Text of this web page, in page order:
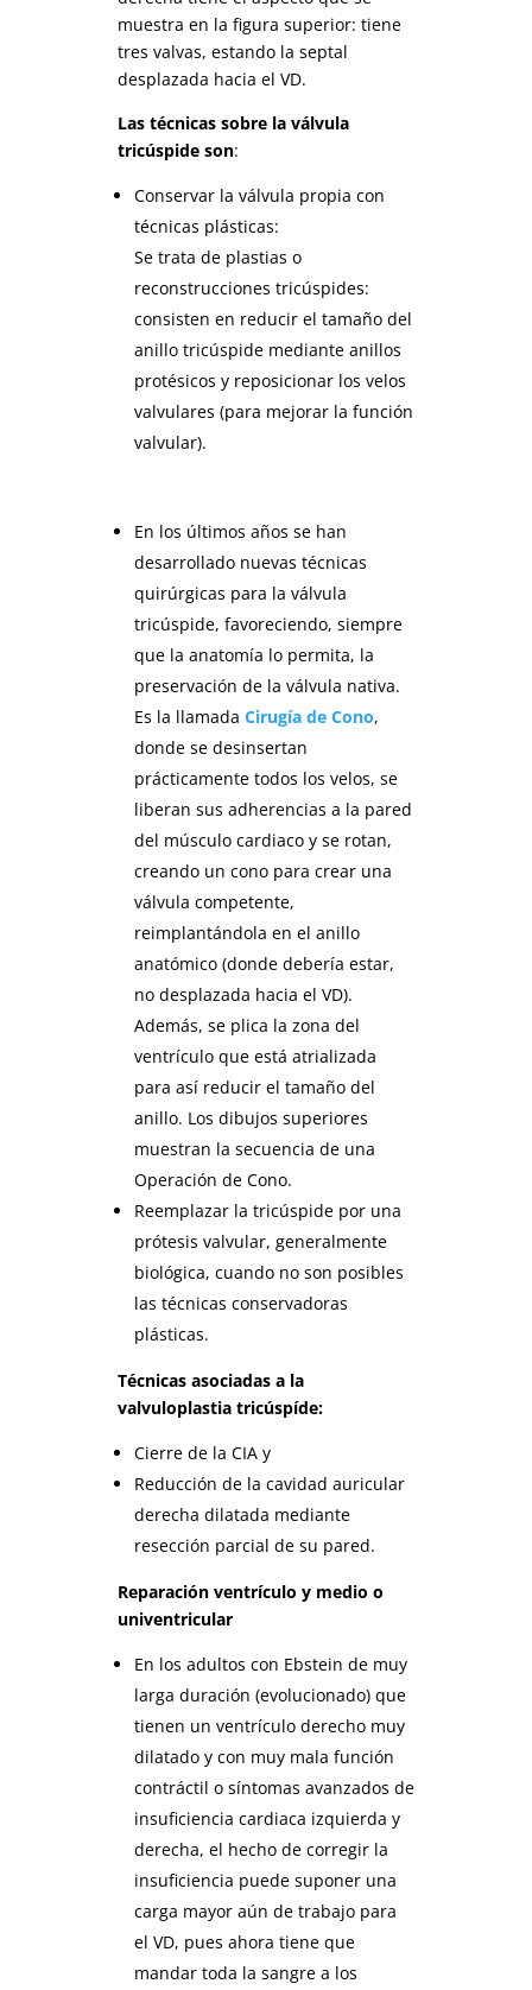
muestra en la figura superior: tiene
tres valvas, estando la septal
desplazada hacia el VD.
Las técnicas sobre la válvula
tricúspide son:
Conservar la válvula propia con
técnicas plásticas:
Se trata de plastias o
reconstrucciones tricúspides:
consisten en reducir el tamaño del
anillo tricúspide mediante anillos
protésicos y reposicionar los velos
valvulares (para mejorar la función
valvular).
En los últimos años se han
desarrollado nuevas técnicas
quirúrgicas para la válvula
tricúspide, favoreciendo, siempre
que la anatomía lo permita, la
preservación de la válvula nativa.
Es la llamada Cirugía de Cono,
donde se desinsertan
prácticamente todos los velos, se
liberan sus adherencias a la pared
del músculo cardiaco y se rotan,
creando un cono para crear una
válvula competente,
reimplantándola en el anillo
anatómico (donde debería estar,
no desplazada hacia el VD).
Además, se plica la zona del
ventrículo que está atrializada
para así reducir el tamaño del
anillo. Los dibujos superiores
muestran la secuencia de una
Operación de Cono.
Reemplazar la tricúspide por una
prótesis valvular, generalmente
biológica, cuando no son posibles
las técnicas conservadoras
plásticas.
Técnicas asociadas a la
valvuloplastia tricúspíde:
Cierre de la CIA y
Reducción de la cavidad auricular
derecha dilatada mediante
resección parcial de su pared.
Reparación ventrículo y medio o
univentricular
En los adultos con Ebstein de muy
larga duración (evolucionado) que
tienen un ventrículo derecho muy
dilatado y con muy mala función
contráctil o síntomas avanzados de
insuficiencia cardiaca izquierda y
derecha, el hecho de corregir la
insuficiencia puede suponer una
carga mayor aún de trabajo para
el VD, pues ahora tiene que
mandar toda la sangre a los